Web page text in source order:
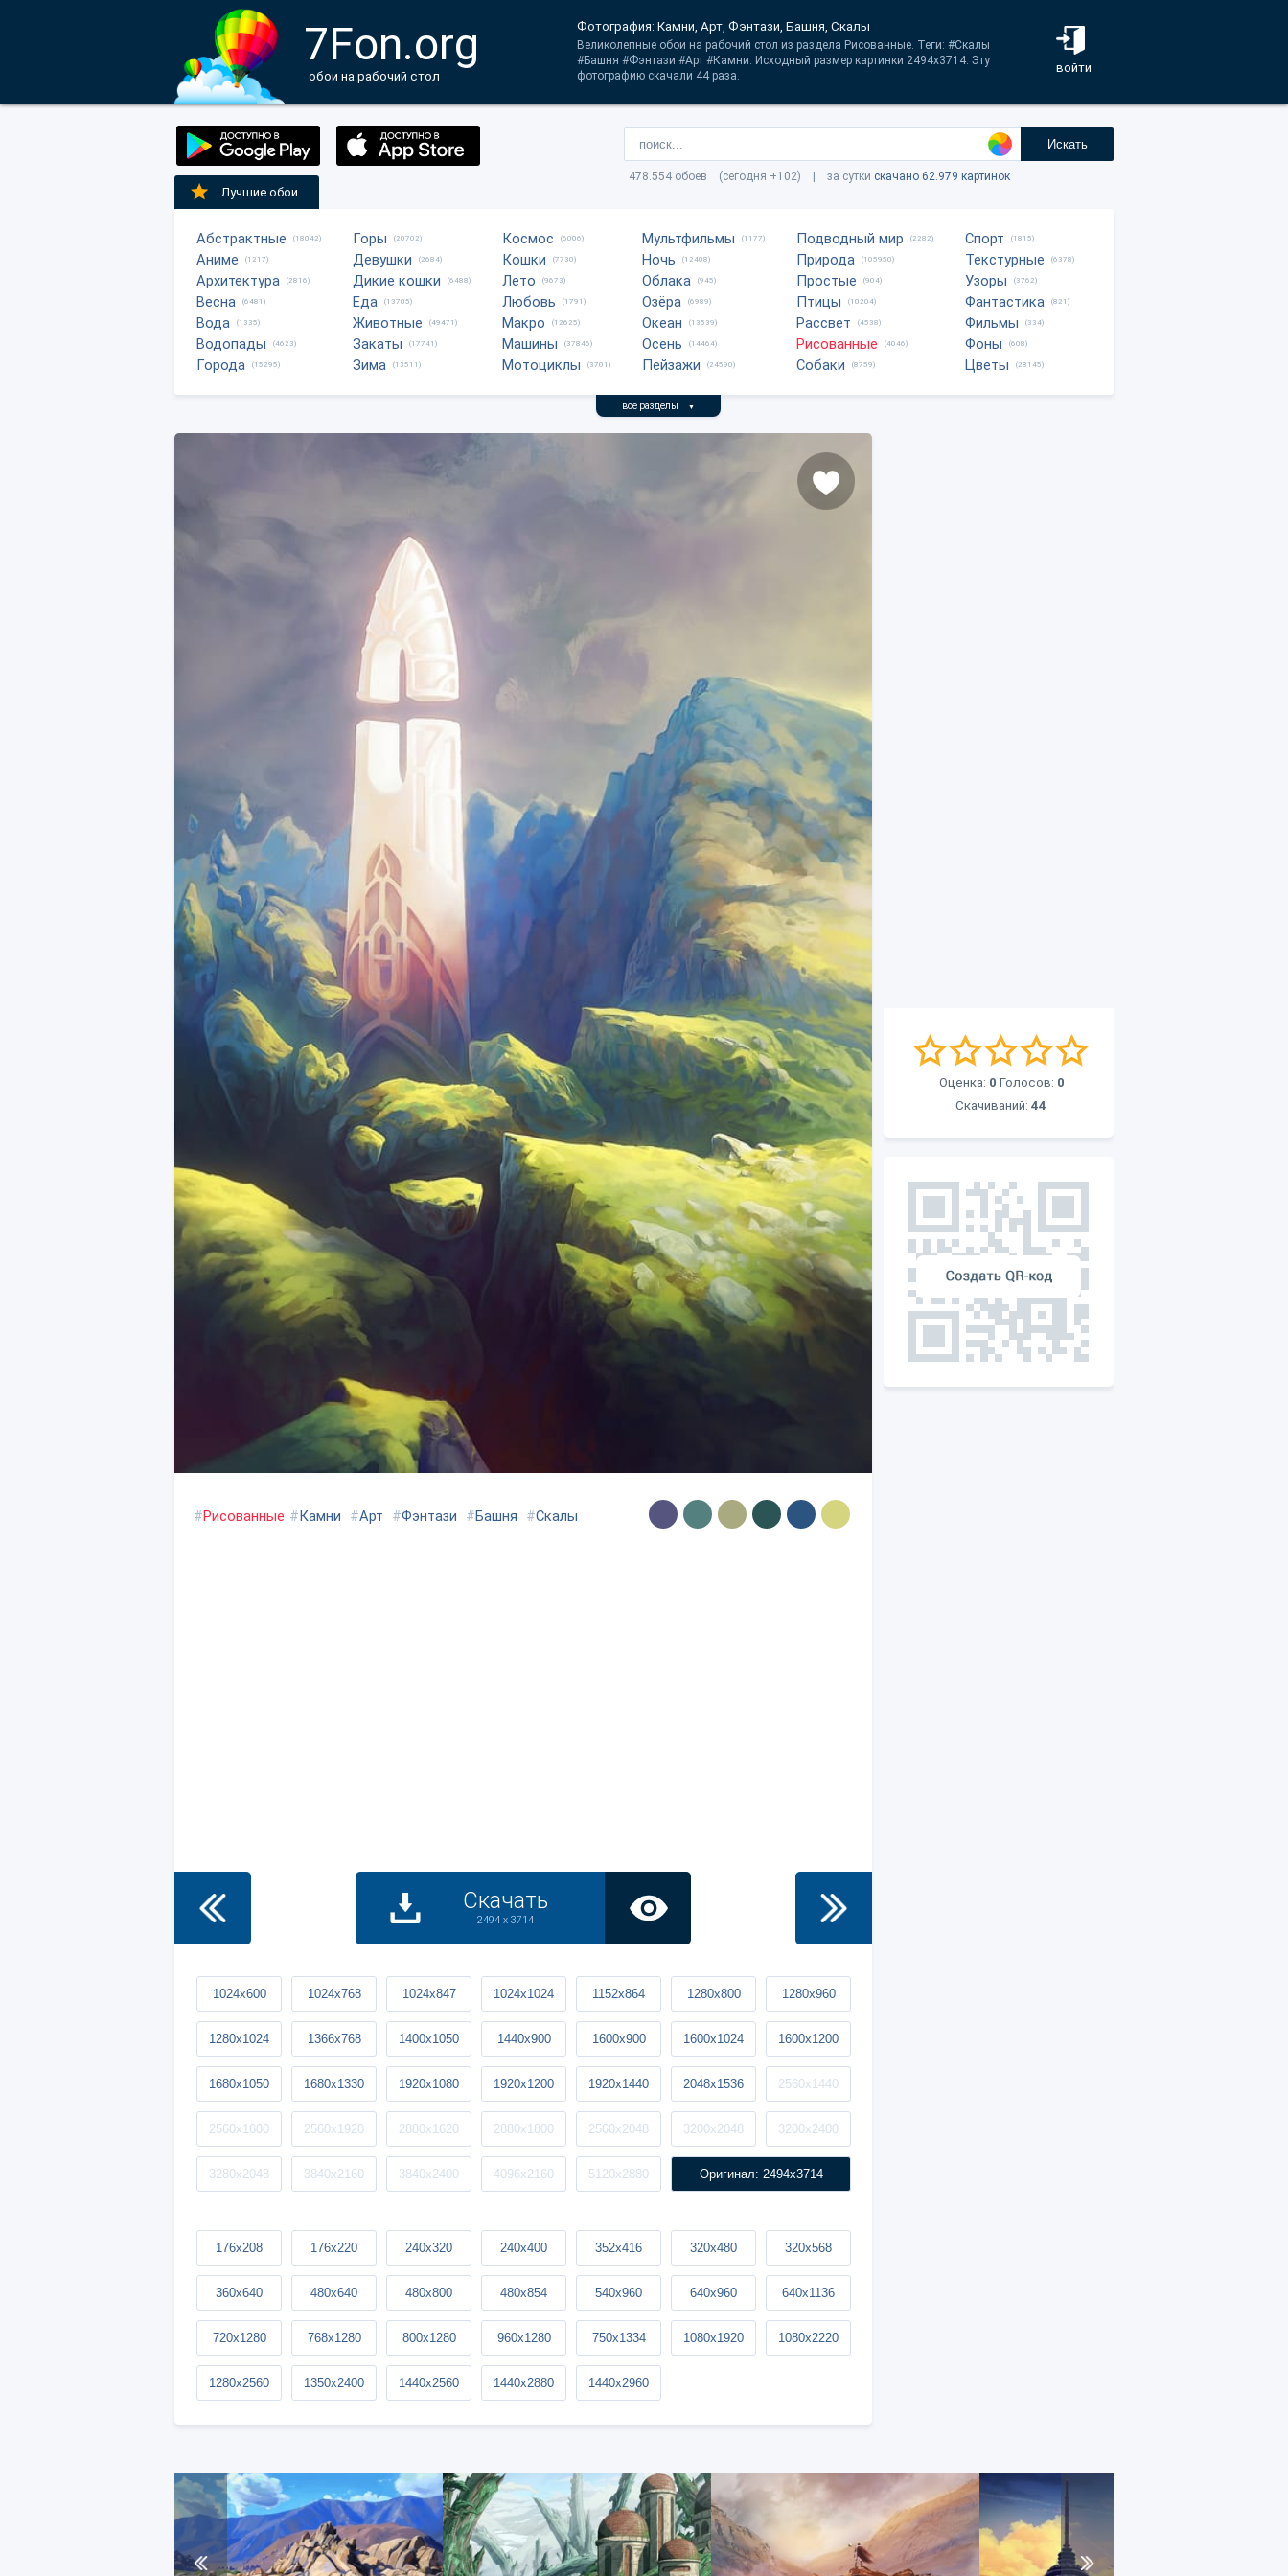
7Fon.org
обои на рабочий стол
войти
Фотография: Камни, Арт, Фэнтази, Башня, Скалы
Великолепные обои на рабочий стол из раздела Рисованные. Теги: #Скалы
#Башня #Фэнтази #Арт #Камни. Исходный размер картинки 2494x3714. Эту
фотографию скачали 44 раза.
Искать
478.554 обоев (сегодня +102) | за сутки скачано 62.979 картинок
Лучшие обои
Абстрактные (18042)
Аниме (1217)
Архитектура (2816)
Весна (6481)
Вода (1335)
Водопады (4623)
Города (15295)
Горы (20702)
Девушки (2684)
Дикие кошки (6488)
Еда (13705)
Животные (49471)
Закаты (17741)
Зима (13511)
Космос (6006)
Кошки (7730)
Лето (9673)
Любовь (1791)
Макро (12625)
Машины (37846)
Мотоциклы (3701)
Мультфильмы (1177)
Ночь (12408)
Облака (945)
Озёра (6989)
Океан (13539)
Осень (14464)
Пейзажи (24590)
Подводный мир (2282)
Природа (105950)
Простые (904)
Птицы (10204)
Рассвет (4538)
Рисованные (4046)
Собаки (8759)
Спорт (1815)
Текстурные (6378)
Узоры (3762)
Фантастика (821)
Фильмы (334)
Фоны (608)
Цветы (28145)
все разделы ▼
Оценка: 0 Голосов: 0
Скачиваний: 44
#Рисованные #Камни #Арт #Фэнтази #Башня #Скалы
Скачать
2494 x 3714
1024x600 1024x768 1024x847 1024x1024 1152x864 1280x800 1280x960
1280x1024 1366x768 1400x1050 1440x900 1600x900 1600x1024 1600x1200
1680x1050 1680x1330 1920x1080 1920x1200 1920x1440 2048x1536 2560x1440
2560x1600 2560x1920 2880x1620 2880x1800 2560x2048 3200x2048 3200x2400
3280x2048 3840x2160 3840x2400 4096x2160 5120x2880 Оригинал: 2494x3714
176x208 176x220 240x320 240x400 352x416 320x480 320x568
360x640 480x640 480x800 480x854 540x960 640x960 640x1136
720x1280 768x1280 800x1280 960x1280 750x1334 1080x1920 1080x2220
1280x2560 1350x2400 1440x2560 1440x2880 1440x2960